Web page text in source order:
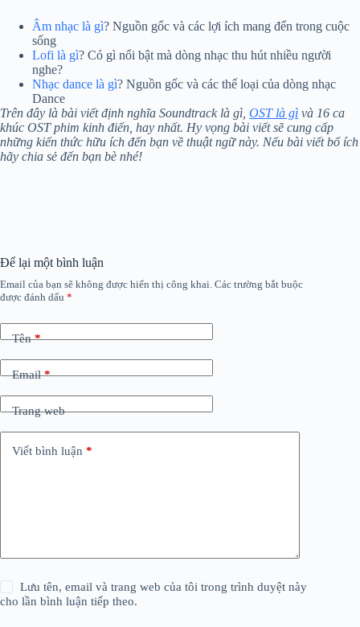
Âm nhạc là gì? Nguồn gốc và các lợi ích mang đến trong cuộc
sống
Lofi là gì? Có gì nổi bật mà dòng nhạc thu hút nhiều người
nghe?
Nhạc dance là gì? Nguồn gốc và các thể loại của dòng nhạc
Dance
Trên đây là bài viết định nghĩa Soundtrack là gì, OST là gì và 16 ca
khúc OST phim kinh điển, hay nhất. Hy vọng bài viết sẽ cung cấp
những kiến thức hữu ích đến bạn về thuật ngữ này. Nếu bài viết bổ ích
hãy chia sẻ đến bạn bè nhé!
Để lại một bình luận
Email của bạn sẽ không được hiển thị công khai. Các trường bắt buộc
được đánh dấu *
Tên*
Email*
Trang web
Viết bình luận *
Lưu tên, email và trang web của tôi trong trình duyệt này
cho lần bình luận tiếp theo.